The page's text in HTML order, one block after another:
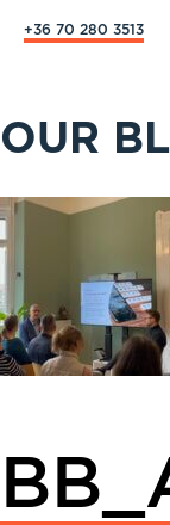
+36 70 280 3513
OUR